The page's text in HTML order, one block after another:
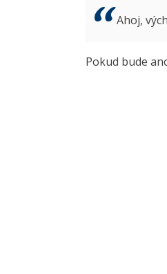
Ahoj,
Pokud bude